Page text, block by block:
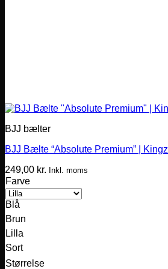
BJJ bælter
BJJ Bælte “Absolute Premium” | Kingz
249,00 kr. Inkl. moms
Farve
Blå
Brun
Lilla
Sort
Størrelse